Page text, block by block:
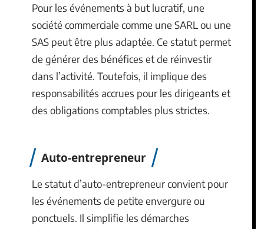
Pour les événements à but lucratif, une
société commerciale comme une SARL ou une
SAS peut être plus adaptée. Ce statut permet
de générer des bénéfices et de réinvestir
dans l’activité. Toutefois, il implique des
responsabilités accrues pour les dirigeants et
des obligations comptables plus strictes.
Auto-entrepreneur
Le statut d’auto-entrepreneur convient pour
les événements de petite envergure ou
ponctuels. Il simplifie les démarches